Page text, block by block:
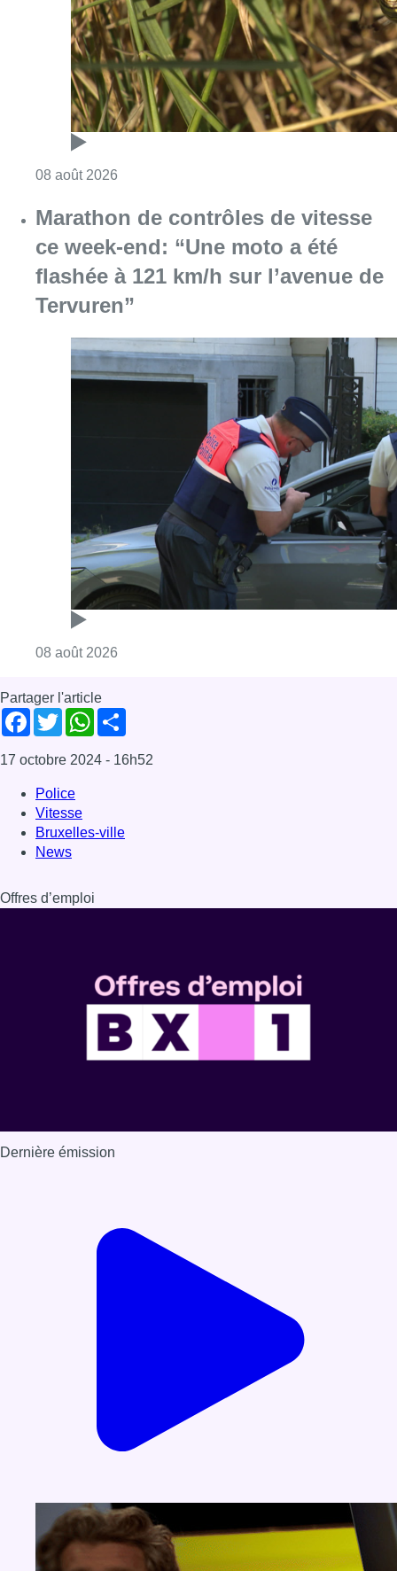
08 août 2026
Marathon de contrôles de vitesse
ce week-end: “Une moto a été
flashée à 121 km/h sur l’avenue de
Tervuren”
08 août 2026
Partager l'article
Facebook
TwitterWhatsApp
17 octobre 2024 - 16h52
Police
Vitesse
Bruxelles-ville
News
Offres d’emploi
Dernière émission